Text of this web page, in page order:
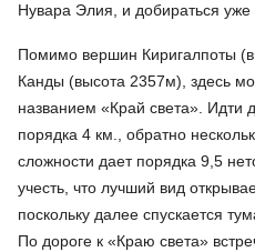
Нувара Элия, и добираться уже
Помимо вершин Киригалпоты
Канды (высота 2357м), здесь
названием «Край света». Идти
порядка 4 км., обратно
сложности дает порядка 9,5
учесть, что лучший вид
поскольку далее спускается
По дороге к «Краю света»